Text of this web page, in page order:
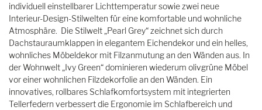
individuell einstellbarer Lichttemperatur sowie zwei neue
Interieur-Design-Stilwelten für eine komfortable und wohnliche
Atmosphäre. Die Stilwelt „Pearl Grey“ zeichnet sich durch
Dachstauraumklappen in elegantem Eichendekor und ein helles,
wohnliches Möbeldekor mit Filzanmutung an den Wänden aus. In
der Wohnwelt „Ivy Green“ dominieren wiederum olivgrüne Möbel
vor einer wohnlichen Filzdekorfolie an den Wänden. Ein
innovatives, rollbares Schlafkomfortsystem mit integrierten
Tellerfedern verbessert die Ergonomie im Schlafbereich und